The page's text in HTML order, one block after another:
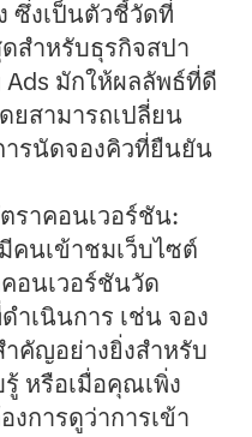
ซึ่งเป็นตัวชี้วัดที่
สำหรับธุรกิจสปา
มักให้ผลลัพธ์ที่ดี
ยสามารถเปลี่ยน
ารนัดจองคิวที่ยืนยัน
ราคอนเวอร์ชัน:
คนเข้าชมเว็บไซต์
อนเวอร์ชันวัด
ำเนินการ เช่น จอง
คัญอย่างยิ่งสำหรับ
หรือเมื่อคุณเพิ่ง
งการดูว่าการเข้า